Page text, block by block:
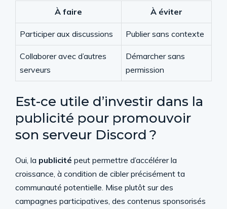
À faire À éviter
Participer aux discussions Publier sans contexte
Collaborer avec d’autres
serveurs
Démarcher sans
permission
Est-ce utile d’investir dans la
publicité pour promouvoir
son serveur Discord ?
Oui, la publicité peut permettre d’accélérer la
croissance, à condition de cibler précisément ta
communauté potentielle. Mise plutôt sur des
campagnes participatives, des contenus sponsorisés